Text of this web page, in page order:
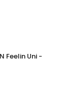
Feelin Uni -